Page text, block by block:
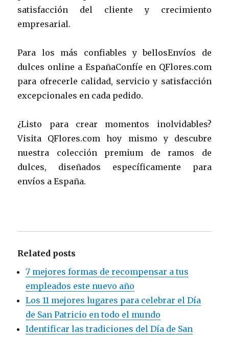
satisfacción del cliente y crecimiento
empresarial.
Para los más confiables y bellosEnvíos de
dulces online a EspañaConfíe en QFlores.com
para ofrecerle calidad, servicio y satisfacción
excepcionales en cada pedido.
¿Listo para crear momentos inolvidables?
Visita QFlores.com hoy mismo y descubre
nuestra colección premium de ramos de
dulces, diseñados específicamente para
envíos a España.
Related posts
7 mejores formas de recompensar a tus
empleados este nuevo año
Los 11 mejores lugares para celebrar el Día
de San Patricio en todo el mundo
Identificar las tradiciones del Día de San